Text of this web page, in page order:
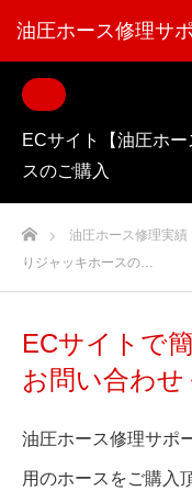
油圧ホース修理サ
ECサイト【油圧ホ
スのご購入
ホーム油圧ホース修理実績
りジャッキホースの…
ECサイトで
お問い合わ
油圧ホース修理サポ
用のホースをご購入